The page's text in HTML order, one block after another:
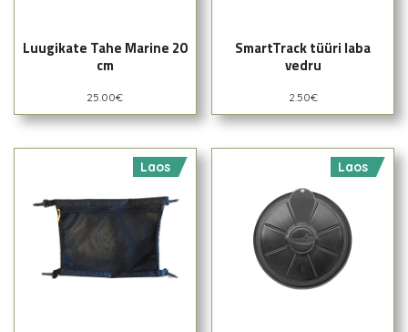
Luugikate Tahe Marine 20
cm
25.00€
SmartTrack tüüri laba
vedru
2.50€
Laos Laos